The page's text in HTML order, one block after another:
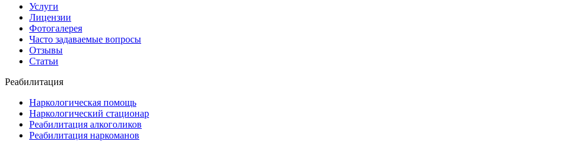
Услуги
Лицензии
Фотогалерея
Часто задаваемые вопросы
Отзывы
Статьи
Реабилитация
Наркологическая помощь
Наркологический стационар
Реабилитация алкоголиков
Реабилитация наркоманов